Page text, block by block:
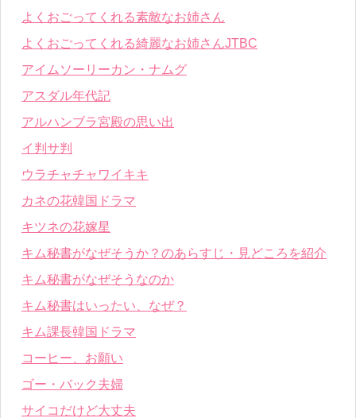
よくおごってくれる素敵なお姉さん
よくおごってくれる綺麗なお姉さんJTBC
アイムソーリーカン・ナムグ
アスダル年代記
アルハンブラ宮殿の思い出
イ判サ判
ウラチャチャワイキキ
カネの花韓国ドラマ
キツネの花嫁星
キム秘書がなぜそうか？のあらすじ・見どころを紹介
キム秘書がなぜそうなのか
キム秘書はいったい、なぜ？
キム課長韓国ドラマ
コーヒー、お願い
ゴー・バック夫婦
サイコだけど大丈夫